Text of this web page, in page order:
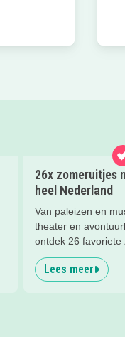
26x zomeruitjes
heel Nederland
Van paleizen en
theater en
ontdek 26 favoriete
gezinnen door heel
Lees meer